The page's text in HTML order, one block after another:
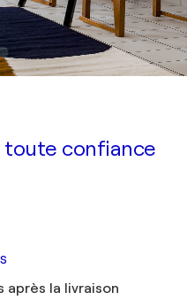
toute confiance
après la livraison